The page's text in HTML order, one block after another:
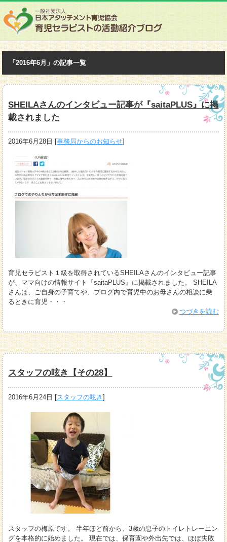
「2016年6月」の記事一覧
SHEILAさんのインタビュー記事が『saitaPLUS』に掲
載されました
2016年6月28日 [事務局からのお知らせ]
育児セラピスト１級を取得されているSHEILAさんのインタビュー記事
が、ママ向けの情報サイト『saitaPLUS』に掲載されました。 SHEILA
さんは、ご自身の子育てや、ブログ内で育児中のお母さんの相談に乗
るときに育児・・・
つづきを読む
スタッフの呟き【その28】
2016年6月24日 [スタッフの呟き]
スタッフの梅原です。 半年ほど前から、3歳の息子のトイレトレーニン
グを本格的に始めました。 現在では、保育園や外出先では、ほぼ失敗